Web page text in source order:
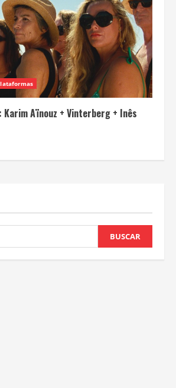
Karim Aïnouz + Vinterberg + Inês